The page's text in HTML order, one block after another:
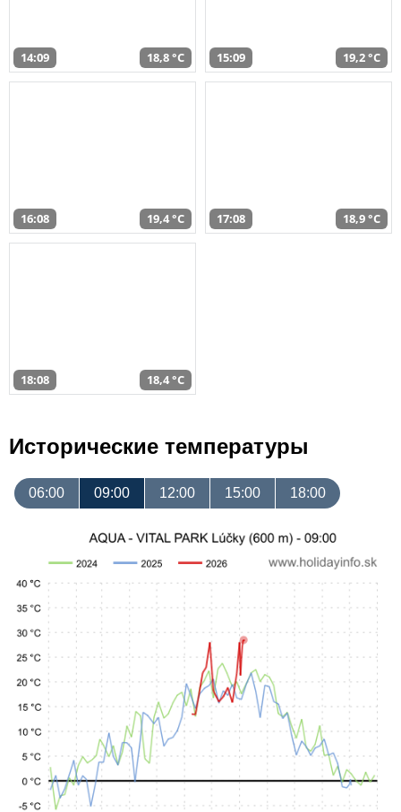
14:09 18,8 °C 15:09 19,2 °C
16:08 19,4 °C 17:08 18,9 °C
18:08 18,4 °C
Исторические температуры
06:00 09:00 12:00 15:00 18:00